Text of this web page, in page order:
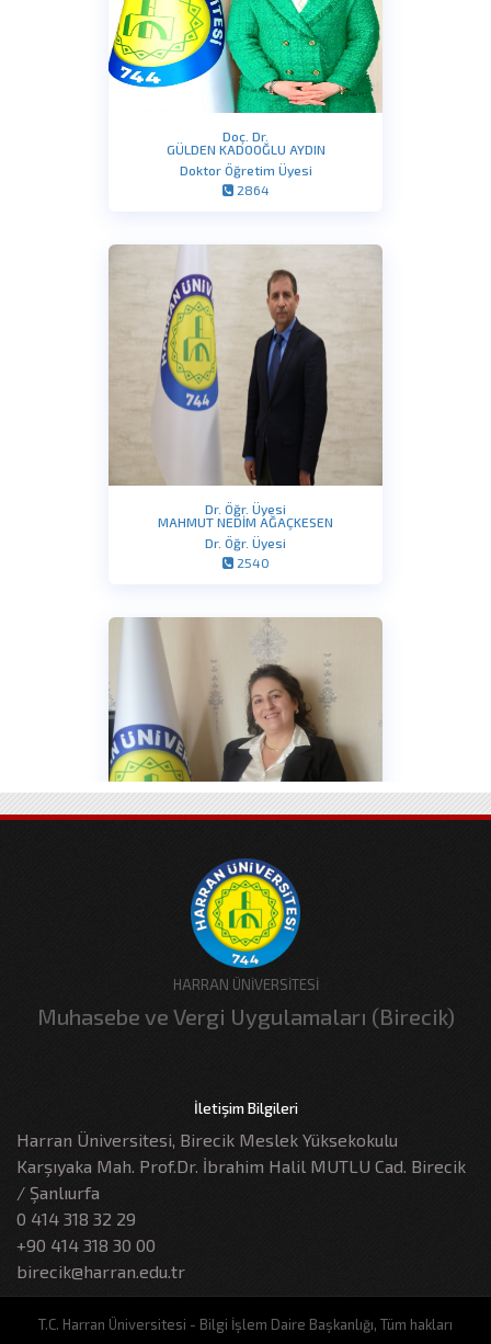
HARRAN ÜNİVERSİTESİ
Muhasebe ve Vergi Uygulamaları (Birecik)
İletişim Bilgileri
Harran Üniversitesi, Birecik Meslek Yüksekokulu
Karşıyaka Mah. Prof.Dr. İbrahim Halil MUTLU Cad. Birecik
/ Şanlıurfa
0 414 318 32 29
+90 414 318 30 00
birecik@harran.edu.tr
T.C. Harran Üniversitesi - Bilgi İşlem Daire Başkanlığı, Tüm hakları